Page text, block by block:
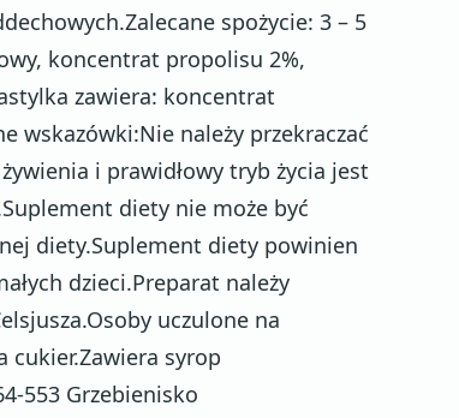
spożycie: 3 – 5
koncentrat propolisu 2%,
zawiera: koncentrat
wskazówki:Nie należy przekraczać
i prawidłowy tryb życia jest
diety nie może być
diety.Suplement diety powinien
dzieci.Preparat należy
uczulone na
cukier.Zawiera syrop
553 Grzebienisko